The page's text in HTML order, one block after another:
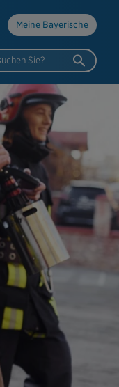
Meine Bayerische
Sie?